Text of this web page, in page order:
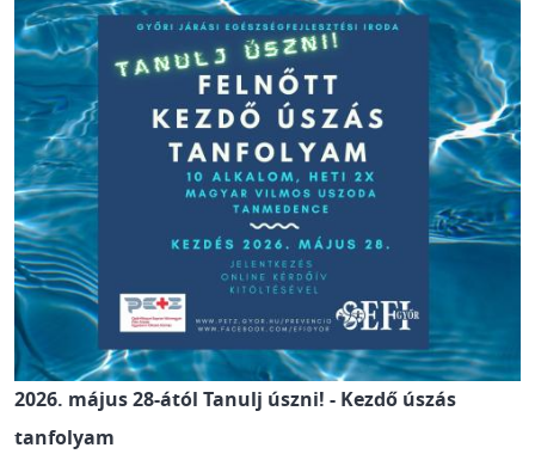
2026. május 28-ától Tanulj úszni! - Kezdő úszás
tanfolyam